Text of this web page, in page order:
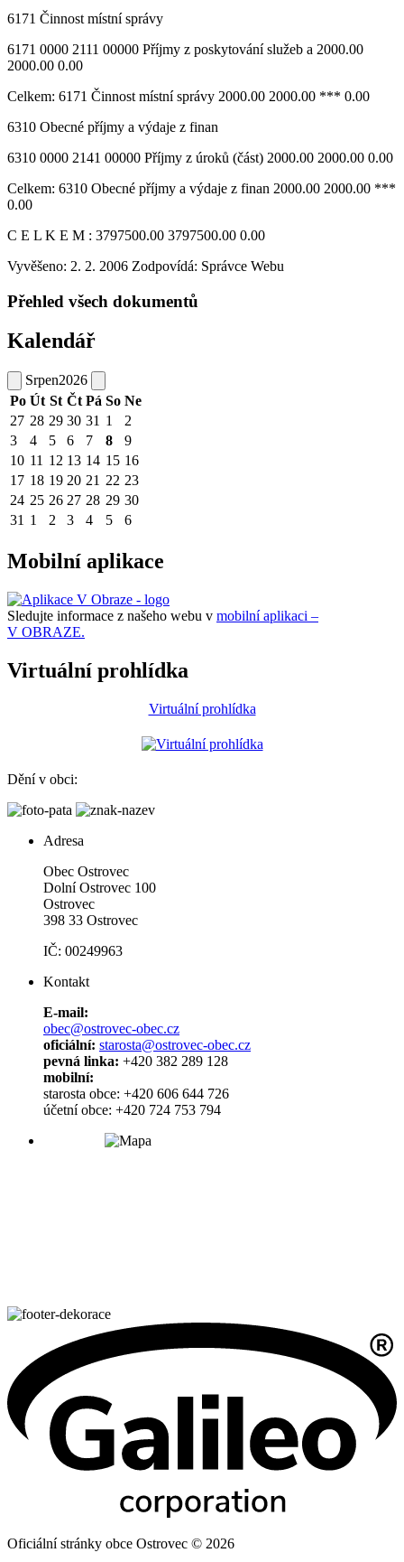
6171 Činnost místní správy
6171 0000 2111 00000 Příjmy z poskytování služeb a 2000.00
2000.00 0.00
Celkem: 6171 Činnost místní správy 2000.00 2000.00 *** 0.00
6310 Obecné příjmy a výdaje z finan
6310 0000 2141 00000 Příjmy z úroků (část) 2000.00 2000.00 0.00
Celkem: 6310 Obecné příjmy a výdaje z finan 2000.00 2000.00 ***
0.00
C E L K E M : 3797500.00 3797500.00 0.00
Vyvěšeno: 2. 2. 2006 Zodpovídá: Správce Webu
Přehled všech dokumentů
Kalendář
Srpen2026
Po Út St Čt Pá So Ne
27 28 29 30 31 1
2
3
4 5 6 7 8
9
10 11 12 13 14 15 16
17 18 19 20 21 22 23
24 25 26 27 28 29 30
31 1 2 3 4 5 6
Mobilní aplikace
Sledujte informace z našeho webu v mobilní aplikaci –
V OBRAZE.
Virtuální prohlídka
Virtuální prohlídka
Dění v obci:
Adresa
Obec Ostrovec
Dolní Ostrovec 100
Ostrovec
398 33 Ostrovec
IČ: 00249963
Kontakt
E-mail:
obec@ostrovec-obec.cz
oficiální: starosta@ostrovec-obec.cz
pevná linka: +420 382 289 128
mobilní:
starosta obce: +420 606 644 726
účetní obce: +420 724 753 794
Oficiální stránky obce Ostrovec © 2026